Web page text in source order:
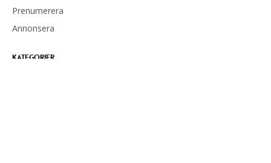
Prenumerera
Annonsera
KATEGORIER